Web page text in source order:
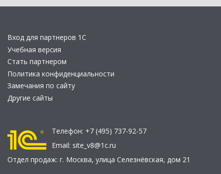
Вход для партнеров 1С
Учебная версия
Стать партнером
Политика конфиденциальности
Замечания по сайту
Другие сайты
Телефон: +7 (495) 737-92-57
Email: site_v8@1c.ru
Отдел продаж: г. Москва, улица Селезнёвская, дом 21